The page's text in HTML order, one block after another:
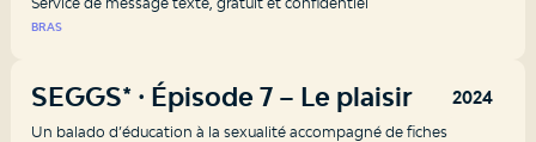
BRAS
2024
SEGGS* ⸱ Épisode 7 – Le plaisir
Un balado d’éducation à la sexualité accompagné de fiches